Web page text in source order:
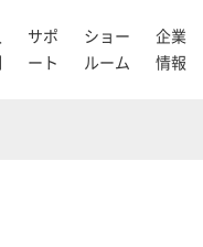
サポ
ート
ショー
ルーム
企業
情報